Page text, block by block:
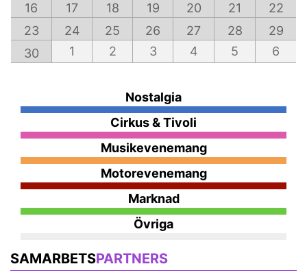
16
17 18 19 20 21
22
23
24 25 26 27 28
29
30
1 2 3 4 5 6
Nostalgia
Cirkus & Tivoli
Musikevenemang
Motorevenemang
Marknad
Övriga
SAMARBETSPARTNERS